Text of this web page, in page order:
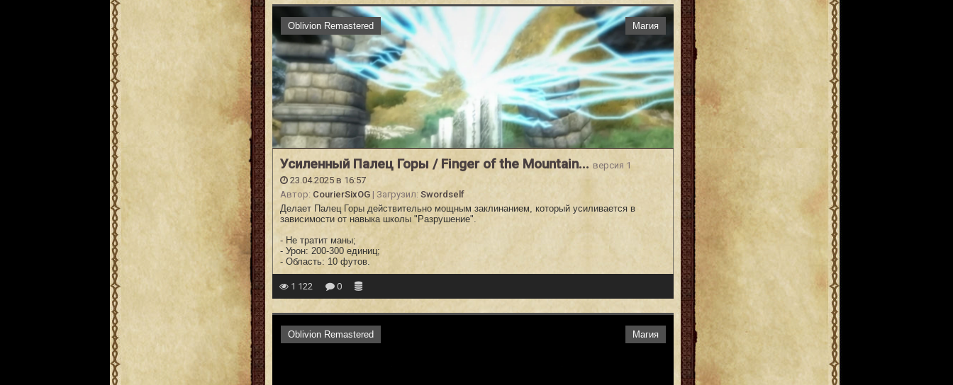
Oblivion Remastered Магия
Усиленный Палец Горы / Finger of the Mountain... версия 1
23.04.2025 в 16:57
Автор: CourierSixOG | Загрузил: Swordself
Делает Палец Горы действительно мощным заклинанием, который усиливается в
зависимости от навыка школы "Разрушение".
- Не тратит маны;
- Урон: 200-300 единиц;
- Область: 10 футов.
1 122 0
Oblivion Remastered Магия